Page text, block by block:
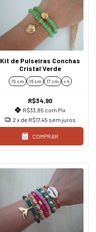
Kit de Pulseiras Conchas
Cristal Verde
15 cm 16 cm 17 cm + 4
R$34,90
R$33,85 com Pix
2 x de R$17,45 sem juros
COMPRAR